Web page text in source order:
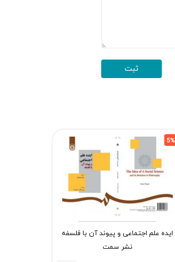
5%
ایده علم اجتماعی و پیوند آن با فلسفه
نشر سمت